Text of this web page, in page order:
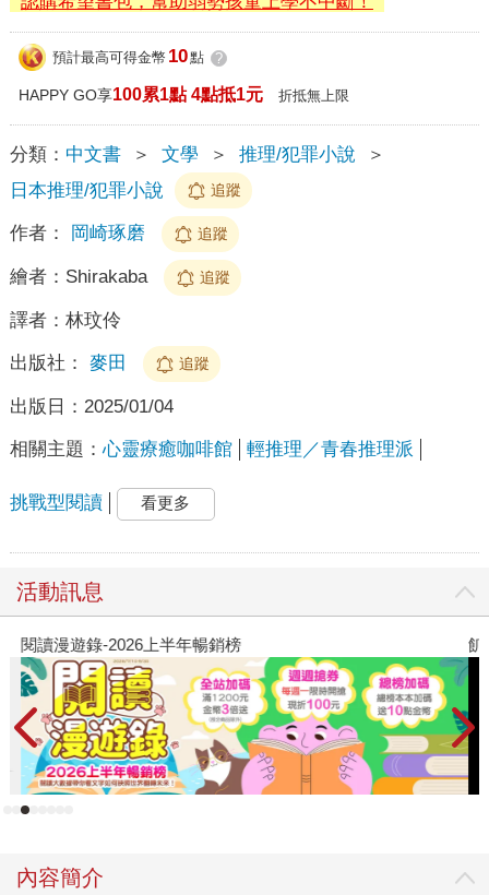
預計最高可得金幣 10點 ?
HAPPY GO享100累1點 4點抵1元 折抵無上限
分類： 中文書 ＞ 文學 ＞ 推理/犯罪小說
＞
日本推理/犯罪小說
追蹤
作者： 岡崎琢磨 追蹤
繪者： Shirakaba 追蹤
譯者： 林玟伶
出版社： 麥田 追蹤
出版日： 2025/01/04
相關主題：心靈療癒咖啡館 輕推理／青春推理派
挑戰型閱讀 看更多
活動訊息
閱讀漫遊錄-2026上半年暢銷榜 飢
內容簡介